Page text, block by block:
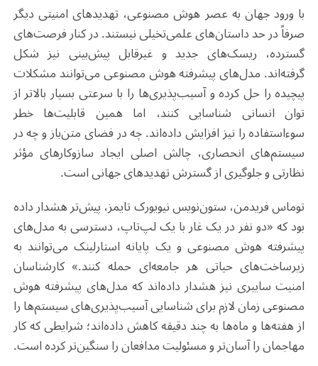
با ورود جهان به عصر هوش مصنوعی، تهدیدهای امنیتی دیگر
صرفاً در حد داستان‌های علمی‌تخیلی نیستند. در کنار فرصت‌های
گسترده، ریسک‌های جدید و غیرقابل پیش‌بینی نیز شکل
گرفته‌اند. مدل‌های پیشرفته هوش مصنوعی می‌توانند مشکلات
پیچیده را حل کرده و آسیب‌پذیری‌ها را با سرعتی بسیار بالاتر از
توان انسانی شناسایی کنند، اما همین قابلیت‌ها خطر
سوءاستفاده را نیز افزایش داده‌اند. چه در فضای متن‌باز و چه در
سیستم‌های انحصاری، چالش اصلی ایجاد سازوکارهای مؤثر
نظارتی و جلوگیری از گسترش تهدیدهای جهانی است.
توماس فریدمن، ستون‌نویس نیویورک تایمز، پیش‌تر هشدار داده
بود که «دو نفر در یک غار با یک لپ‌تاپ، دسترسی به مدل‌های
پیشرفته هوش مصنوعی و یک پایانه استارلینک می‌توانند به
زیرساخت‌های حیاتی هر جامعه‌ای حمله کنند.» کارشناسان
امنیت سایبری نیز هشدار داده‌اند که مدل‌های پیشرفته هوش
مصنوعی زمان لازم برای شناسایی آسیب‌پذیری‌های سیستم‌ها را
از هفته‌ها و ماه‌ها به چند دقیقه کاهش داده‌اند؛ شرایطی که کار
مهاجمان را آسان‌تر و مسئولیت مدافعان را سنگین‌تر کرده است.